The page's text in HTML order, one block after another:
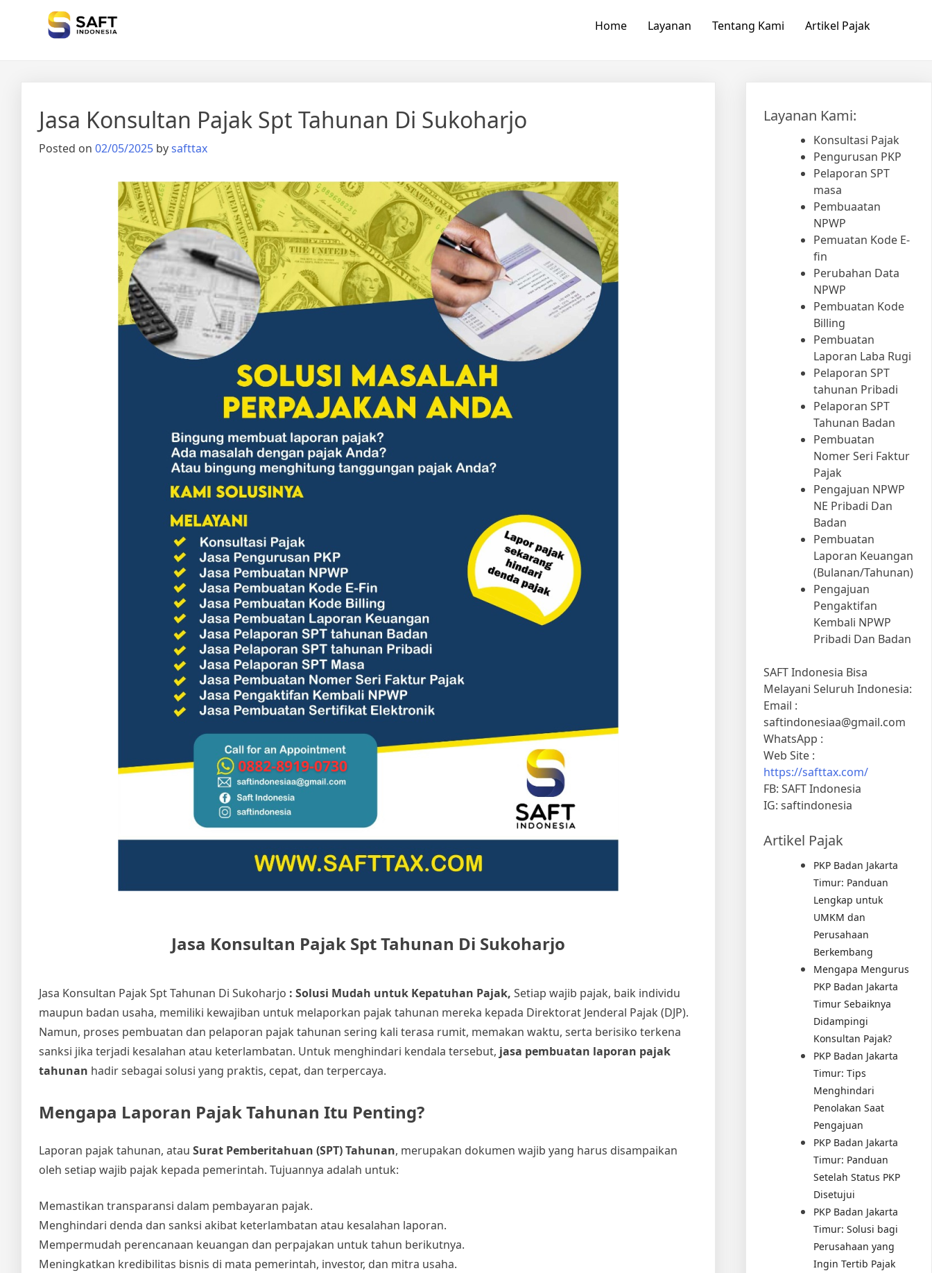
Solisi Perjakan Anda
Home Layanan Tentang Kami Artikel Pajak
Jasa Konsultan Pajak Spt Tahunan Di Sukoharjo
Posted on 02/05/2025 bysafttax
Jasa Konsultan Pajak Spt Tahunan Di Sukoharjo
Jasa Konsultan Pajak Spt Tahunan Di Sukoharjo : Solusi Mudah untuk Kepatuhan Pajak, Setiap wajib pajak, baik individu
maupun badan usaha, memiliki kewajiban untuk melaporkan pajak tahunan mereka kepada Direktorat Jenderal Pajak (DJP).
Namun, proses pembuatan dan pelaporan pajak tahunan sering kali terasa rumit, memakan waktu, serta berisiko terkena
sanksi jika terjadi kesalahan atau keterlambatan. Untuk menghindari kendala tersebut, jasa pembuatan laporan pajak
tahunan hadir sebagai solusi yang praktis, cepat, dan terpercaya.
Mengapa Laporan Pajak Tahunan Itu Penting?
Laporan pajak tahunan, atau Surat Pemberitahuan (SPT) Tahunan, merupakan dokumen wajib yang harus disampaikan
oleh setiap wajib pajak kepada pemerintah. Tujuannya adalah untuk:
Memastikan transparansi dalam pembayaran pajak.
Menghindari denda dan sanksi akibat keterlambatan atau kesalahan laporan.
Mempermudah perencanaan keuangan dan perpajakan untuk tahun berikutnya.
Meningkatkan kredibilitas bisnis di mata pemerintah, investor, dan mitra usaha.
Layanan Kami:
Konsultasi Pajak
Pengurusan PKP
Pelaporan SPT
masa
Pembuaatan
NPWP
Pemuatan Kode E-
fin
Perubahan Data
NPWP
Pembuatan Kode
Billing
Pembuatan
Laporan Laba Rugi
Pelaporan SPT
tahunan Pribadi
Pelaporan SPT
Tahunan Badan
Pembuatan
Nomer Seri Faktur
Pajak
Pengajuan NPWP
NE Pribadi Dan
Badan
Pembuatan
Laporan Keuangan
(Bulanan/Tahunan)
Pengajuan
Pengaktifan
Kembali NPWP
Pribadi Dan Badan
SAFT Indonesia Bisa
Melayani Seluruh Indonesia:
Email :
saftindonesiaa@gmail.com
WhatsApp :
Web Site :
https://safttax.com/
FB: SAFT Indonesia
IG: saftindonesia
Artikel Pajak
PKP Badan Jakarta
Timur: Panduan
Lengkap untuk
UMKM dan
Perusahaan
Berkembang
Mengapa Mengurus
PKP Badan Jakarta
Timur Sebaiknya
Didampingi
Konsultan Pajak?
PKP Badan Jakarta
Timur: Tips
Menghindari
Penolakan Saat
Pengajuan
PKP Badan Jakarta
Timur: Panduan
Setelah Status PKP
Disetujui
PKP Badan Jakarta
Timur: Solusi bagi
Perusahaan yang
Ingin Tertib Pajak